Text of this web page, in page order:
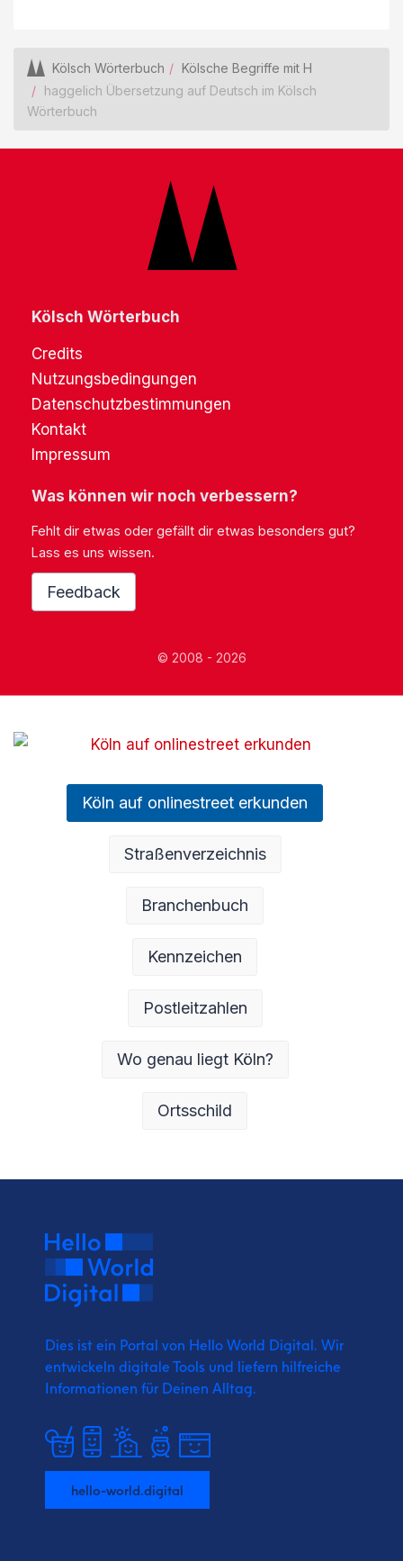
Kölsch Wörterbuch
Kölsche Begriffe mit H
haggelich Übersetzung auf Deutsch im Kölsch
Wörterbuch
Kölsch Wörterbuch
Credits
Nutzungsbedingungen
Datenschutzbestimmungen
Kontakt
Impressum
Was können wir noch verbessern?
Fehlt dir etwas oder gefällt dir etwas besonders gut?
Lass es uns wissen.
Feedback
© 2008 - 2026
Köln auf onlinestreet erkunden
Straßenverzeichnis
Branchenbuch
Kennzeichen
Postleitzahlen
Wo genau liegt Köln?
Ortsschild
Dies ist ein Portal von Hello World Digital. Wir
entwickeln digitale Tools und liefern hilfreiche
Informationen für Deinen Alltag.
hello-world.digital